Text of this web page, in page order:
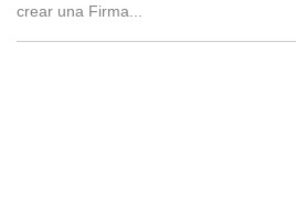
crear una Firma...